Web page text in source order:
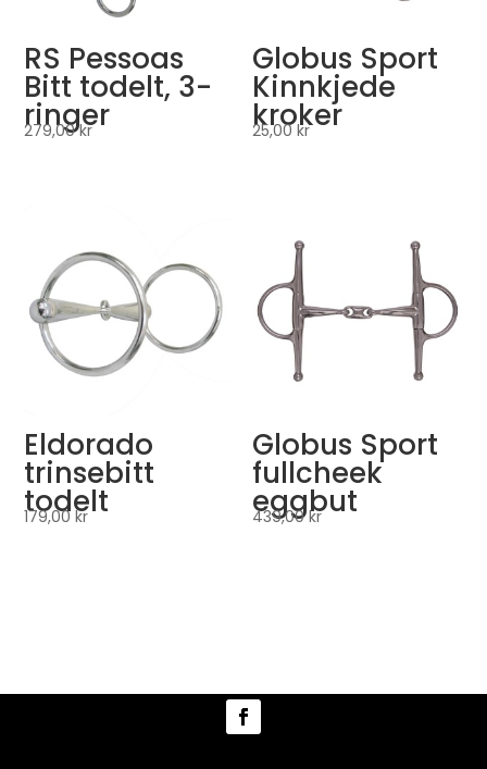
RS Pessoas
Bitt todelt, 3-
ringer
279,00kr
Globus Sport
Kinnkjede
kroker
25,00kr
Eldorado
trinsebitt
todelt
179,00kr
Globus Sport
fullcheek
eggbut
439,00kr